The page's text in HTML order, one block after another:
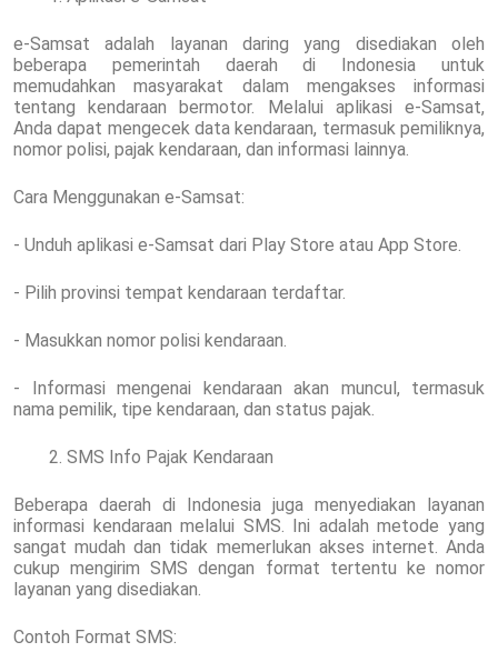
e-Samsat adalah layanan daring yang disediakan oleh
beberapa pemerintah daerah di Indonesia untuk
memudahkan masyarakat dalam mengakses informasi
tentang kendaraan bermotor. Melalui aplikasi e-Samsat,
Anda dapat mengecek data kendaraan, termasuk pemiliknya,
nomor polisi, pajak kendaraan, dan informasi lainnya.
Cara Menggunakan e-Samsat:
- Unduh aplikasi e-Samsat dari Play Store atau App Store.
- Pilih provinsi tempat kendaraan terdaftar.
- Masukkan nomor polisi kendaraan.
- Informasi mengenai kendaraan akan muncul, termasuk
nama pemilik, tipe kendaraan, dan status pajak.
SMS Info Pajak Kendaraan
Beberapa daerah di Indonesia juga menyediakan layanan
informasi kendaraan melalui SMS. Ini adalah metode yang
sangat mudah dan tidak memerlukan akses internet. Anda
cukup mengirim SMS dengan format tertentu ke nomor
layanan yang disediakan.
Contoh Format SMS: